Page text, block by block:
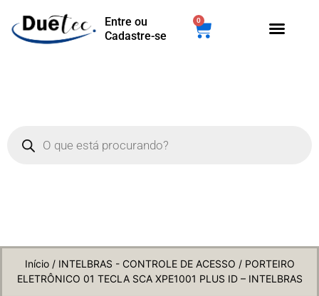
Entre ou
Cadastre-se
0
Início/ INTELBRAS - CONTROLE DE ACESSO / PORTEIRO
ELETRÔNICO 01 TECLA SCA XPE1001 PLUS ID – INTELBRAS